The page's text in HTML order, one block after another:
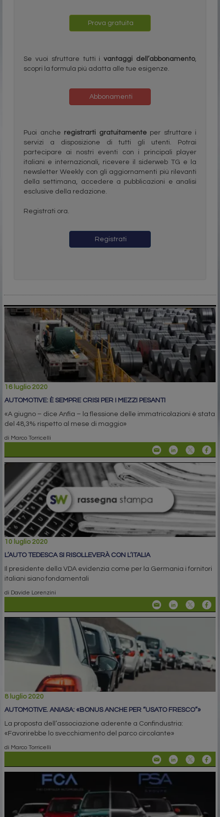
Prova gratuita
Se vuoi sfruttare tutti ivantaggi dell’abbonamento,
scopri la formula più adatta alle tue esigenze.
Abbonamenti
Puoi anche registrarti gratuitamenteper sfruttare i
servizi a disposizione di tutti gli utenti. Potrai
partecipare ai nostri eventi con i principali player
italiani e internazionali, ricevere il siderweb TG e la
newsletter Weekly con gli aggiornamenti più rilevanti
della settimana, accedere a pubblicazioni e analisi
esclusive della redazione.
Registrati ora.
Registrati
16 luglio 2020
AUTOMOTIVE: È SEMPRE CRISI PER I MEZZI PESANTI
«A giugno – dice Anfia – la flessione delle immatricolazioni è stata
del 48,3% rispetto al mese di maggio»
di Marco Torricelli
10 luglio 2020
L’AUTO TEDESCA SI RISOLLEVERÀ CON L’ITALIA
Il presidente della VDA evidenzia come per la Germania i fornitori
italiani siano fondamentali
di Davide Lorenzini
8 luglio 2020
AUTOMOTIVE. ANIASA: «BONUS ANCHE PER “USATO FRESCO”»
La proposta dell’associazione aderente a Confindustria:
«Favorirebbe lo svecchiamento del parco circolante»
di Marco Torricelli